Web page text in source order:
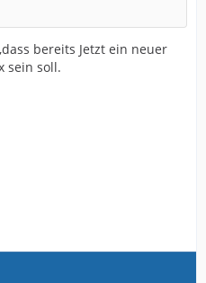
bereits Jetzt ein neuer
sein soll.